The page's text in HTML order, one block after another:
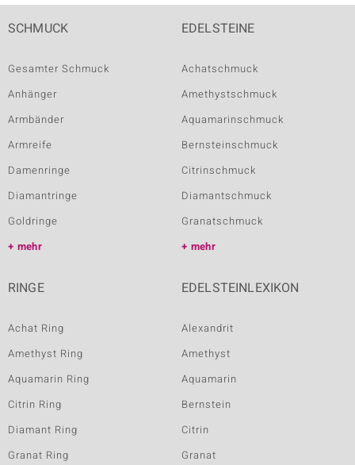
SCHMUCK
Gesamter Schmuck
Anhänger
Armbänder
Armreife
Damenringe
Diamantringe
Goldringe
mehr
EDELSTEINE
Achatschmuck
Amethystschmuck
Aquamarinschmuck
Bernsteinschmuck
Citrinschmuck
Diamantschmuck
Granatschmuck
mehr
RINGE
Achat Ring
Amethyst Ring
Aquamarin Ring
Citrin Ring
Diamant Ring
Granat Ring
EDELSTEINLEXIKON
Alexandrit
Amethyst
Aquamarin
Bernstein
Citrin
Granat